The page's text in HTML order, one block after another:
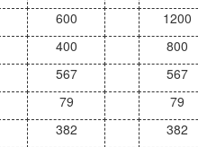
600 1200
400 800
567 567
79 79
382 382